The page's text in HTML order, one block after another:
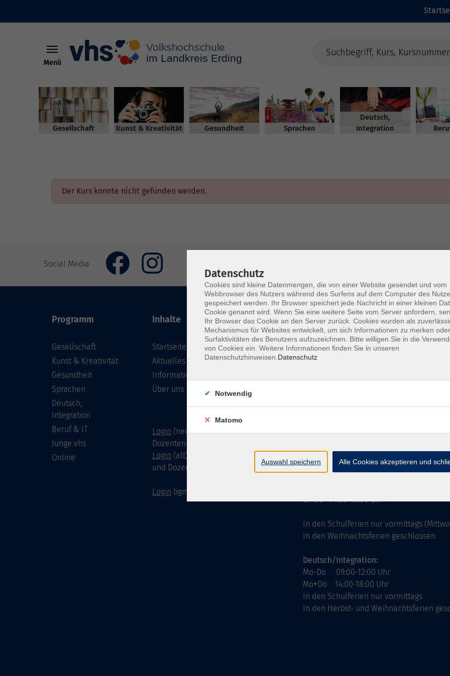
Menü
Gesellschaft Kunst & Kreativität Gesundheit Sprachen
Deutsch,
Integration
Der Kurs konnte nicht gefunden werden.
Social Media
Programm
Gesellschaft
Kunst & Kreativität
Gesundheit
Sprachen
Deutsch,
Integration
Beruf & IT
Junge vhs
Online
Inhalte
Startseite
Aktuelles
Informationen
Über uns
Login (neu) für Dozentinnen und
Dozenten
Login (alt) für Dozentinnen
und Dozenten
Login bgm-cloud
Volkshochschule im Lkr. Erding
Zweckverband Volkshochschule im Lkr.
Lethnerstr. 13
85435 ErdingGoogleMaps®
Servicezeiten
allgemein:
Di+Do 14:00-18:00 Uhr
In den Schulferien nur vormittags
In den Weihnachtsferien geschlossen
Deutsch/Integration:
Mo-Do 09:00-12:00 Uhr
Mo+Do 14:00-18:00 Uhr
In den Schulferien nur vormittags
In den Herbst- und Weihnachtsferien
Datenschutz
Cookies sind kleine Datenmengen, die von einer Website gesendet und vom
Webbrowser des Nutzers während des Surfens auf dem Computer des
gespeichert werden. Ihr Browser speichert jede Nachricht in einer kleinen
Cookie genannt wird. Wenn Sie eine weitere Seite vom Server anfordern,
Ihr Browser das Cookie an den Server zurück. Cookies wurden als
Mechanismus für Websites entwickelt, um sich Informationen zu merken
Surfaktivitäten des Benutzers aufzuzeichnen. Bitte willigen Sie in die
von Cookies ein. Weitere Informationen finden Sie in unseren
Datenschutzhinweisen. Datenschutz
Notwendig
Matomo
Auswahl speichern Alle Cookies akzeptieren und